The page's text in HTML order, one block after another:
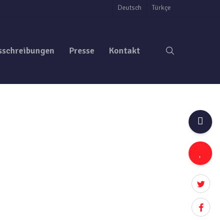
twitter
Deutsch Türkçe
Presse Kontakt